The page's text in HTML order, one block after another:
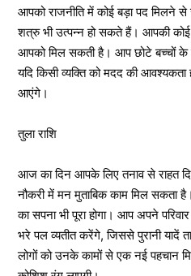
आपको राजनीति में कोई बड़ा पद मिलने
शत्रु भी उत्पन्न हो सकते हैं। आपकी कोई
आपको मिल सकती है। आप छोटे बच्चों
यदि किसी व्यक्ति को मदद की
आएंगे।
तुला राशि
आज का दिन आपके लिए तनाव से राहत
नौकरी में मन मुताबिक काम मिल सकता
का सपना भी पूरा होगा। आप अपने
भरे पल व्यतीत करेंगे, जिससे पुरानी यादें
लोगों को उनके कामों से एक नई पहचान